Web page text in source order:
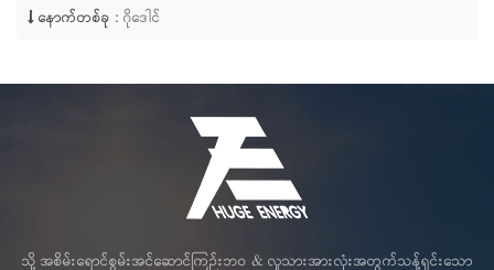
နောက်တစ်ခု : ဂိုဒေါင်
သို့ အစိမ်းရောင်စွမ်းအင်ဆောင်ကြဉ်းဘဝ & လူသားအားလုံးအတွက်သန့်ရှင်းသော